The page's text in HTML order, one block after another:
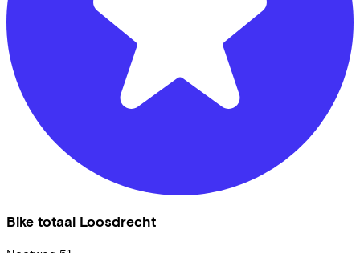
Bike totaal Loosdrecht